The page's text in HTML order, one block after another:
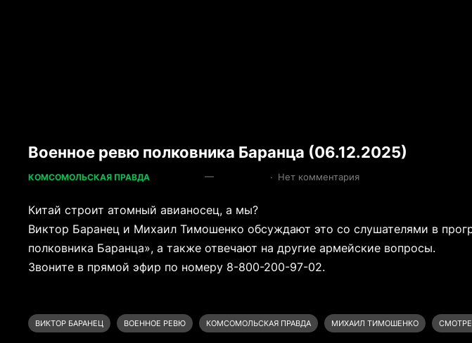
Военное ревю полковника Баранца (06.12.2025)
КОМСОМОЛЬСКАЯ ПРАВДА — · Нет комментария
Китай строит атомный авианосец, а мы?
Виктор Баранец и Михаил Тимошенко обсуждают это со слушателями в
полковника Баранца», а также отвечают на другие армейские вопросы.
Звоните в прямой эфир по номеру 8-800-200-97-02.
ВИКТОР БАРАНЕЦ
ВОЕННОЕ РЕВЮ КОМСОМОЛЬСКАЯ ПРАВДА МИХАИЛ ТИМОШЕНКО